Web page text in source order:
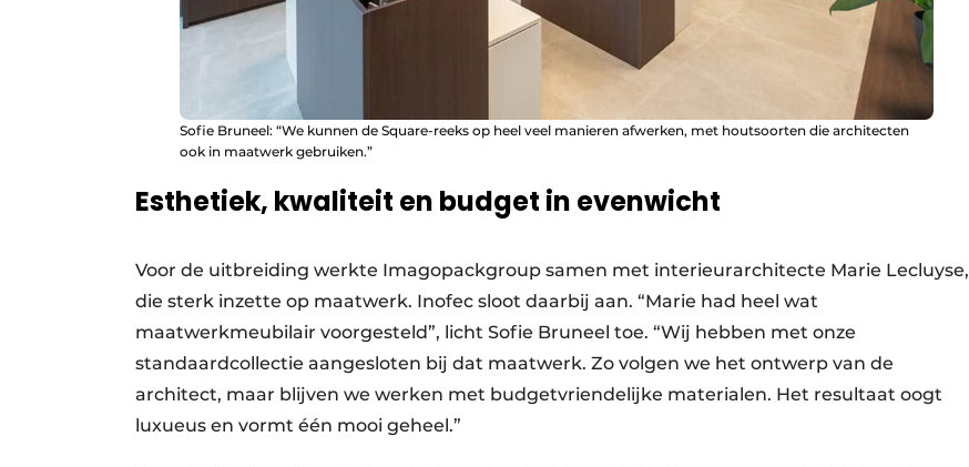
Sofie Bruneel: “We kunnen de Square-reeks op heel veel manieren afwerken, met houtsoorten die architecten
ook in maatwerk gebruiken.”
Esthetiek, kwaliteit en budget in evenwicht
Voor de uitbreiding werkte Imagopackgroup samen met interieurarchitecte Marie Lecluyse,
die sterk inzette op maatwerk. Inofec sloot daarbij aan. “Marie had heel wat
maatwerkmeubilair voorgesteld”, licht Sofie Bruneel toe. “Wij hebben met onze
standaardcollectie aangesloten bij dat maatwerk. Zo volgen we het ontwerp van de
architect, maar blijven we werken met budgetvriendelijke materialen. Het resultaat oogt
luxueus en vormt één mooi geheel.”